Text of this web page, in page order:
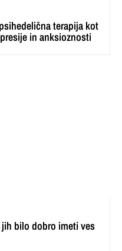
terapija kot
in anksioznosti
bilo dobro imeti ves